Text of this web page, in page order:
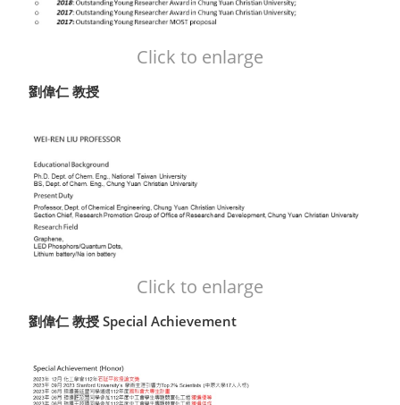
Click to enlarge
劉偉仁 教授
Click to enlarge
劉偉仁 教授 Special Achievement